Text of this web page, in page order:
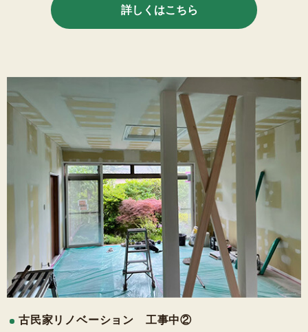
詳しくはこちら
古民家リノベーション 工事中②